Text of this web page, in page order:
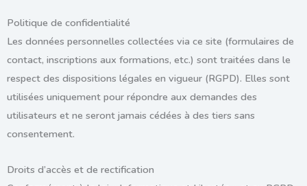
Politique de confidentialité
Les données personnelles collectées via ce site (formulaires de
contact, inscriptions aux formations, etc.) sont traitées dans le
respect des dispositions légales en vigueur (RGPD). Elles sont
utilisées uniquement pour répondre aux demandes des
utilisateurs et ne seront jamais cédées à des tiers sans
consentement.
Droits d’accès et de rectification